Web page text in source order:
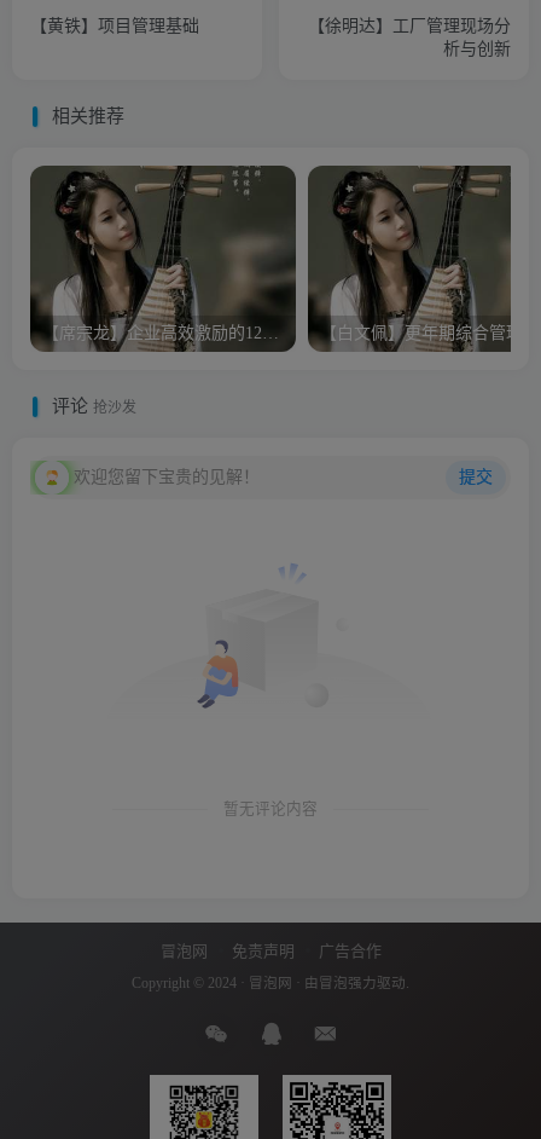
【黄铁】项目管理基础
【徐明达】工厂管理现场分
析与创新
相关推荐
【白文佩】更年期综合管理
评论 抢沙发
欢迎您留下宝贵的见解！ 提交
暂无评论内容
冒泡网 免责声明 广告合作
Copyright © 2024 · 冒泡网 · 由 冒泡 强力驱动.